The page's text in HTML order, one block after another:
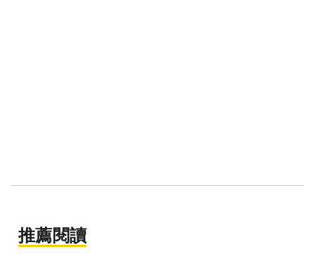
推薦閱讀